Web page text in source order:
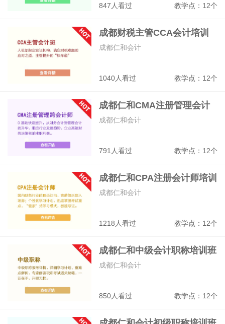
847人看过 教学点：12个
成都财税主管CCA会计培训
班
1040人看过 教学点：12个
成都仁和会计
成都仁和CMA注册管理会计
师培训班
791人看过 教学点：12个
成都仁和会计
成都仁和CPA注册会计师培训
1218人看过 教学点：12个
成都仁和会计
成都仁和中级会计职称培训班
850人看过 教学点：12个
成都仁和会计